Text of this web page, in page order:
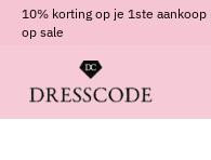
10% korting op je 1ste
op sale